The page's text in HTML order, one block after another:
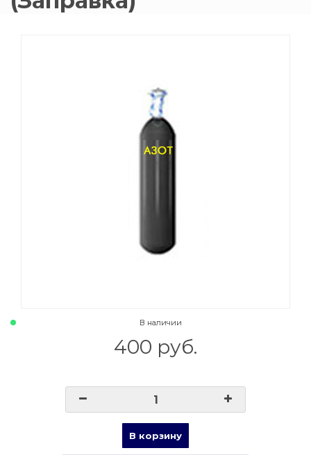
020 Сварочные посты
В наличии
400 руб.
В корзину